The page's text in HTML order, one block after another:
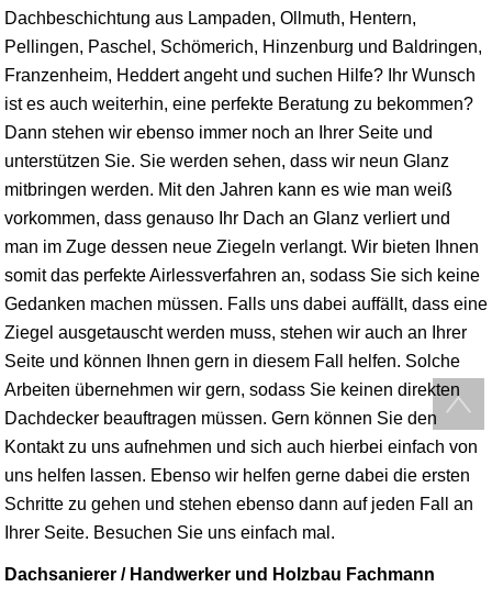
Dachbeschichtung aus Lampaden, Ollmuth, Hentern,
Pellingen, Paschel, Schömerich, Hinzenburg und Baldringen,
Franzenheim, Heddert angeht und suchen Hilfe? Ihr Wunsch
ist es auch weiterhin, eine perfekte Beratung zu bekommen?
Dann stehen wir ebenso immer noch an Ihrer Seite und
unterstützen Sie. Sie werden sehen, dass wir neun Glanz
mitbringen werden. Mit den Jahren kann es wie man weiß
vorkommen, dass genauso Ihr Dach an Glanz verliert und
man im Zuge dessen neue Ziegeln verlangt. Wir bieten Ihnen
somit das perfekte Airlessverfahren an, sodass Sie sich keine
Gedanken machen müssen. Falls uns dabei auffällt, dass eine
Ziegel ausgetauscht werden muss, stehen wir auch an Ihrer
Seite und können Ihnen gern in diesem Fall helfen. Solche
Arbeiten übernehmen wir gern, sodass Sie keinen direkten
Dachdecker beauftragen müssen. Gern können Sie den
Kontakt zu uns aufnehmen und sich auch hierbei einfach von
uns helfen lassen. Ebenso wir helfen gerne dabei die ersten
Schritte zu gehen und stehen ebenso dann auf jeden Fall an
Ihrer Seite. Besuchen Sie uns einfach mal.
Dachsanierer / Handwerker und Holzbau Fachmann